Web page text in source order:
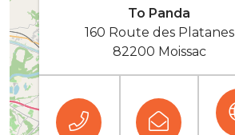
To Panda
160 Route des Platanes
82200 Moissac